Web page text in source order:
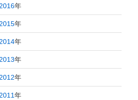
年
年
年
年
年
年